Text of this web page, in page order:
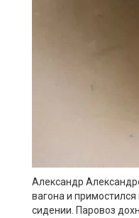
Александр
вагона и
сидении. Паровоз